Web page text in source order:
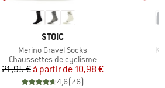
MARQUE
STOIC
Article
Merino Gravel Socks
Product group
Chaussettes de cyclisme
Prix
21,95 € Prix réduit
à partir de 10,98 €
4,6(76)